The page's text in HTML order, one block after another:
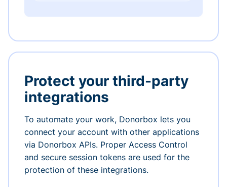
Protect your third-party
integrations
To automate your work, Donorbox lets you
connect your account with other applications
via Donorbox APIs. Proper Access Control
and secure session tokens are used for the
protection of these integrations.